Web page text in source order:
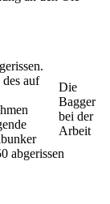
Die
Bagger
bei der
Arbeit
auf
abgerissen